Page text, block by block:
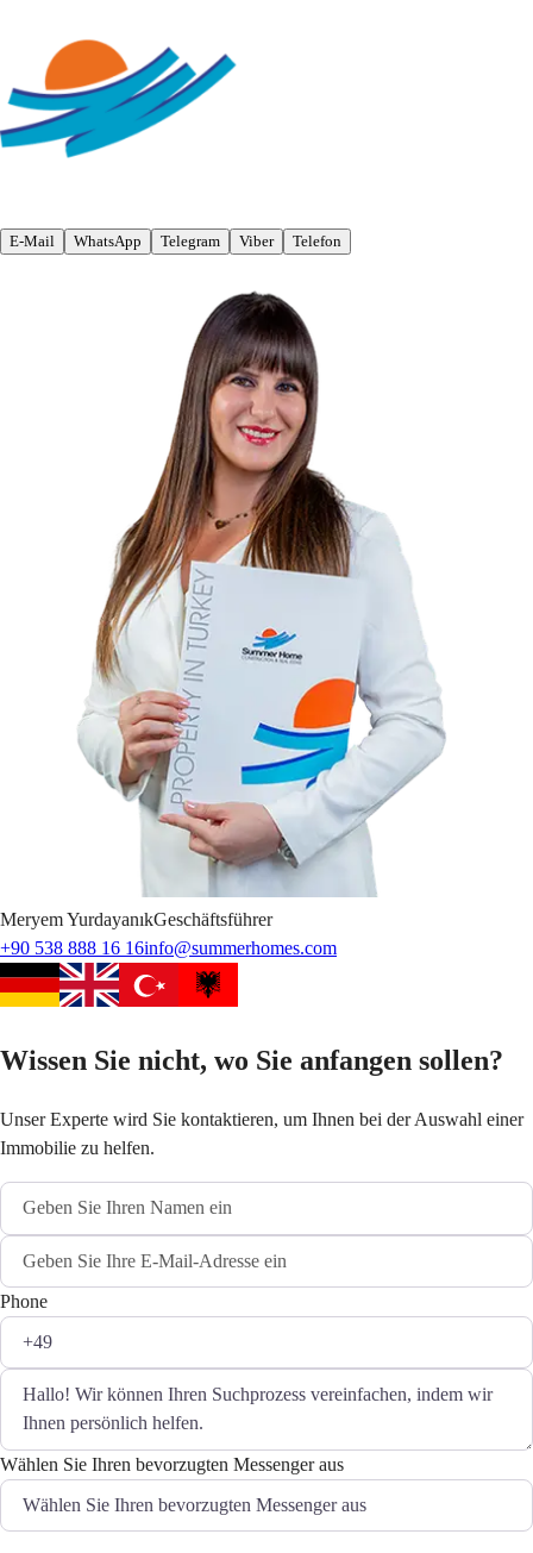
E-Mail WhatsApp Telegram Viber Telefon
MeryemYurdayanıkGeschäftsführer
+90 538 888 16 16info@summerhomes.com
Wissen Sie nicht, wo Sie anfangen sollen?
Unser Experte wird Sie kontaktieren, um Ihnen bei der Auswahl einer
Immobilie zu helfen.
Phone
Wählen Sie Ihren bevorzugten Messenger aus